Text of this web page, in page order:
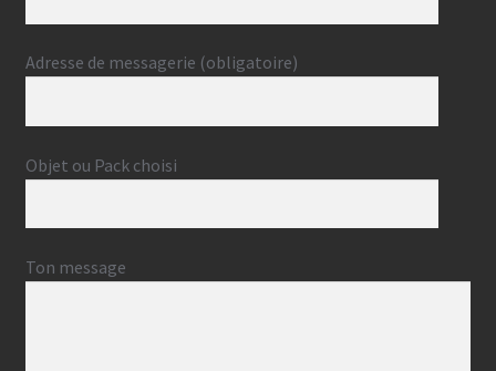
Adresse de messagerie (obligatoire)
Objet ou Pack choisi
Ton message